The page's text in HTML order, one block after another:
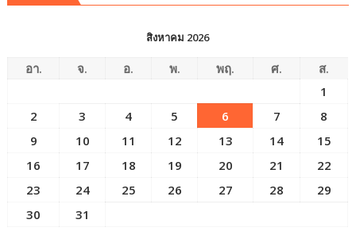
สิงหาคม 2026
อา. จ. อ. พ. พฤ. ศ.
ส.
1
2
3 4 5 6 7
8
9
10 11 12 13 14
15
16
17 18 19 20 21
22
23
24 25 26 27 28
29
30
31